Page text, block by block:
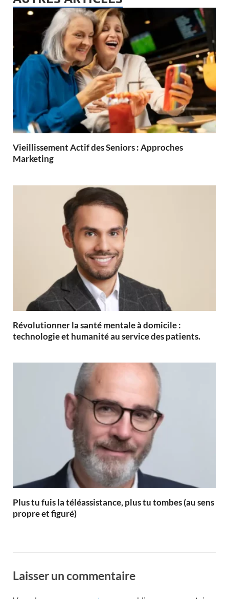
Vieillissement Actif des Seniors : Approches
Marketing
Révolutionner la santé mentale à domicile :
technologie et humanité au service des patients.
Plus tu fuis la téléassistance, plus tu tombes (au sens
propre et figuré)
Laisser un commentaire